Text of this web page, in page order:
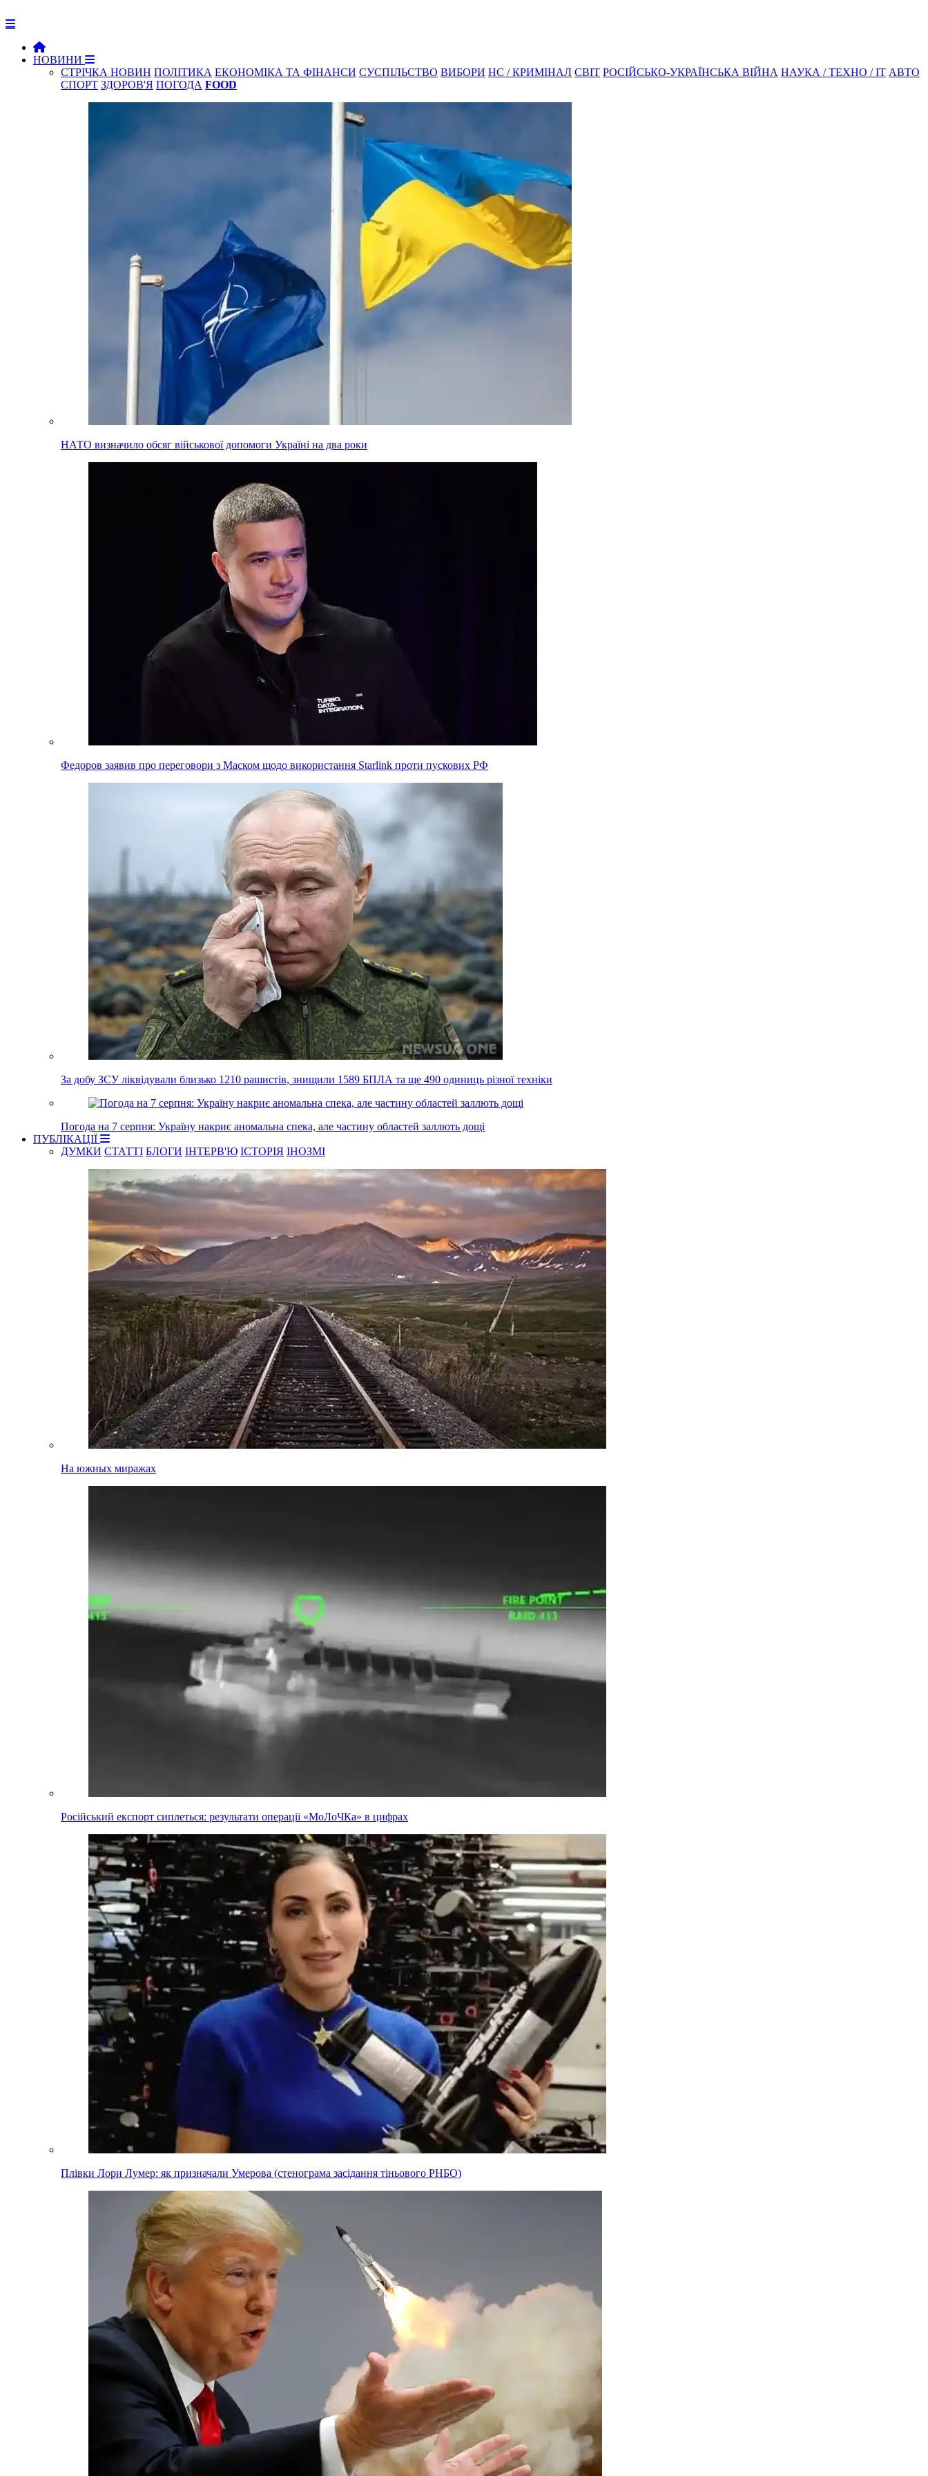
НОВИНИ
СТРІЧКА НОВИН ПОЛІТИКА ЕКОНОМІКА ТА ФІНАНСИ СУСПІЛЬСТВО ВИБОРИ НС / КРИМІНАЛ СВІТ РОСІЙСЬКО-УКРАЇНСЬКА ВІЙНА НАУКА / ТЕХНО / IT АВТО
СПОРТ ЗДОРОВ'Я ПОГОДА FOOD
НАТО визначило обсяг військової допомоги Україні на два роки
Федоров заявив про переговори з Маском щодо використання Starlink проти пускових РФ
За добу ЗСУ ліквідували близько 1210 рашистів, знищили 1589 БПЛА та ще 490 одиниць різної техніки
Погода на 7 серпня: Україну накриє аномальна спека, але частину областей заллють дощі
ПУБЛІКАЦІЇ
ДУМКИ СТАТТІ БЛОГИ ІНТЕРВ'Ю ІСТОРІЯ ІНОЗМІ
На южных миражах
Російський експорт сиплеться: результати операції «МоЛоЧКа» в цифрах
Плівки Лори Лумер: як призначали Умерова (стенограма засідання тіньового РНБО)